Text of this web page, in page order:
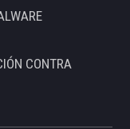
CONTRA